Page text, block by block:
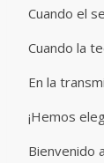
Cuando el
Cuando la
En la
¡Hemos
Bienvenido